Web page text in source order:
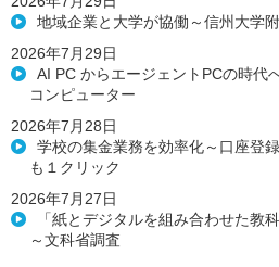
地域企業と大学が協働～信州大学
2026年7月29日
AI PC からエージェントPCの時
コンピューター
2026年7月28日
学校の集金業務を効率化～口座登
も１クリック
2026年7月27日
「紙とデジタルを組み合わせた教
～文科省調査